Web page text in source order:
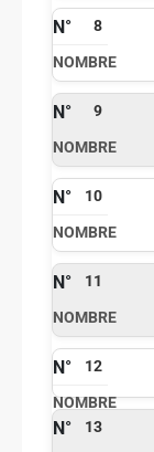
8
9
10
11
12
13